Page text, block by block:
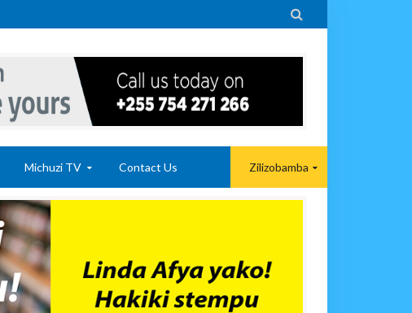

Michuzi TV Contact Us Zilizobamba